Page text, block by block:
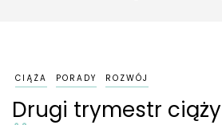
CIĄŻA PORADY ROZWÓJ
Drugi trymestr ciąży